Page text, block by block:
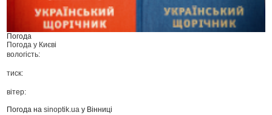
Погода
Погода у Києві
вологість:
тиск:
вітер:
Погода наsinoptik.ua у Вінниці